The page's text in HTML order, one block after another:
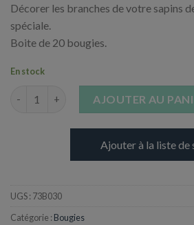
Décorer les branches de votre sapins
spéciale.
Boite de 20 bougies.
En stock
AJOUTER AU
Ajouter à la liste de
UGS : 73B030
Catégorie : Bougies